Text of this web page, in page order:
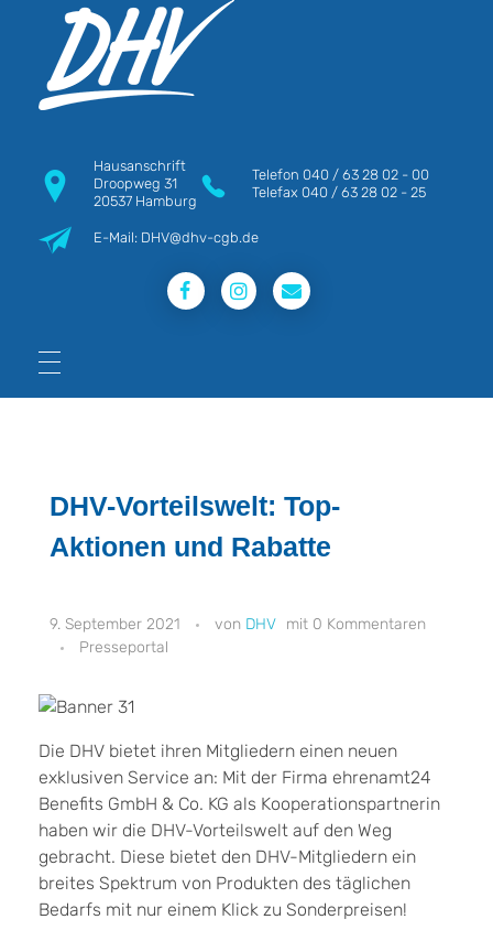
Hausanschrift
Droopweg 31
20537 Hamburg
Telefon 040 / 63 28 02 - 00
Telefax 040 / 63 28 02 - 25
E-Mail: DHV@dhv-cgb.de
DHV-Vorteilswelt: Top-
Aktionen und Rabatte
9. September 2021 DHV
0 Kommentaren
Presseportal
Die DHV bietet ihren Mitgliedern einen neuen
exklusiven Service an: Mit der Firma ehrenamt24
Benefits GmbH & Co. KG als Kooperationspartnerin
haben wir die DHV-Vorteilswelt auf den Weg
gebracht. Diese bietet den DHV-Mitgliedern ein
breites Spektrum von Produkten des täglichen
Bedarfs mit nur einem Klick zu Sonderpreisen!